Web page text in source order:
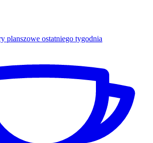
planszowe ostatniego tygodnia